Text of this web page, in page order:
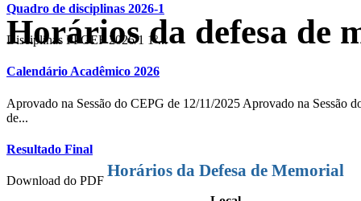
Quadro de disciplinas 2026-1
Disciplinas PPGEF 2026/1 1º...
Calendário Acadêmico 2026
Aprovado na Sessão do CEPG de 12/11/2025 Aprovado na Sessão
de...
Resultado Final
Download do PDF
Horários da defesa de
Horários da Defesa de Memorial